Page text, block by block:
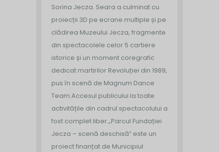
Sorina Jecza. Seara a culminat cu
proiecții 3D pe ecrane multiple și pe
clădirea Muzeului Jecza, fragmente
din spectacolele celor 5 cartiere
istorice și un moment coregrafic
dedicat martirilor Revoluției din 1989,
pus în scenă de Magnum Dance
Team.Accesul publicului la toate
activitățile din cadrul spectacolului a
fost complet liber.„Parcul Fundației
Jecza – scenă deschisă” este un
proiect finanțat de Municipiul